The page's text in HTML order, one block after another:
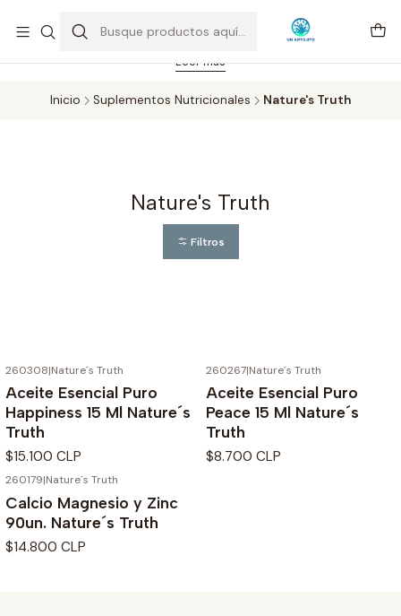
Feriado 21-05-2026 atención hasta las 14 hrs. Envío GRATIS mismo
día solo área Metropolitana Santiago por compras desde CLP 39.900.
Pedidos hasta 16 hrs., sábados y domingos hasta 14 hrs.
Leer más
Inicio Suplementos Nutricionales Nature's Truth
Nature's Truth
Filtros
260308|Nature´s Truth
Aceite Esencial Puro
Happiness 15 Ml Nature´s
Truth
$15.100 CLP
260267|Nature´s Truth
Aceite Esencial Puro
Peace 15 Ml Nature´s
Truth
$8.700 CLP
260179|Nature´s Truth
Calcio Magnesio y Zinc
90un. Nature´s Truth
$14.800 CLP